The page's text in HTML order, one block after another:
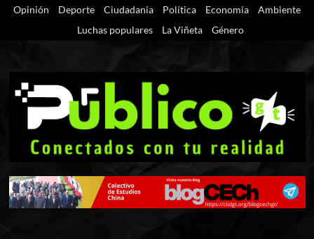
SaltarOpinión Deporte Ciudadania Política Economía
Ambiente
Luchas populares
La Viñeta Género